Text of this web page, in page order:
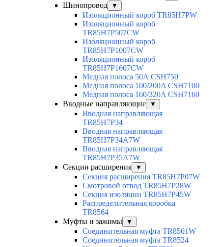
Шинопровод ▼
Изоляционный короб TR85H7PW
Изоляционный короб
TR85H7P507CW
Изоляционный короб
TR85H7P1007CW
Изоляционный короб
TR85H7P1607CW
Медная полоса 50А CSH750
Медная полоса 100/200A CSH7100
Медная полоса 160/320A CSH7160
Вводные направляющие
▼
Вводная направляющая
TR85H7P34
Вводная направляющая
TR85H7P34A7W
Вводная направляющая
TR85H7P35A7W
Секции расширения
▼
Секция расширения TR85H7P07W
Смотровой отвод TR85H7P28W
Секция изоляции TR85H7P45W
Распределительная коробка
TR8564
Муфты и зажимы
▼
Соединительная муфта TR8501W
Соединительная муфта TR8524